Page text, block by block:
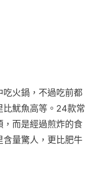
火鍋，不過吃前都
比魷魚高等。24款常
，而是經過煎炸的食
量驚人，更比肥牛